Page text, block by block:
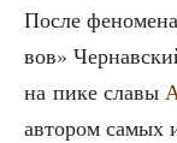
После
вов»
на пике сла­вы
авто­ром самых